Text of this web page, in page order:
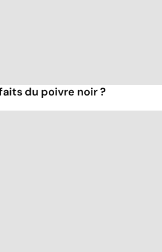
du poivre noir ?